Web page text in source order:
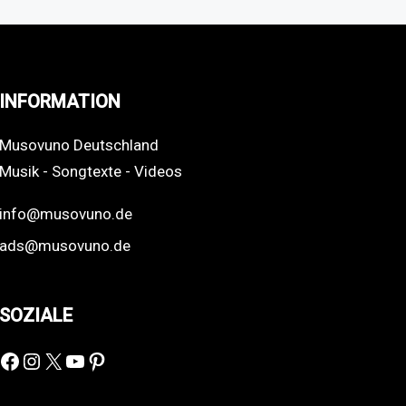
INFORMATION
Musovuno Deutschland
Musik - Songtexte - Videos
info@musovuno.de
ads@musovuno.de
SOZIALE
Facebook
Instagram
X YouTube
Pinterest